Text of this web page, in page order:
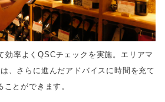
効率よくQSCチェックを実施。エリアマ
、さらに進んだアドバイスに時間を充て
ことができます。